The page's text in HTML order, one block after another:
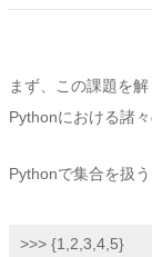
まず、この課題を解
Pythonにおける諸
Pythonで集合を扱
>>> {1,2,3,4,5}